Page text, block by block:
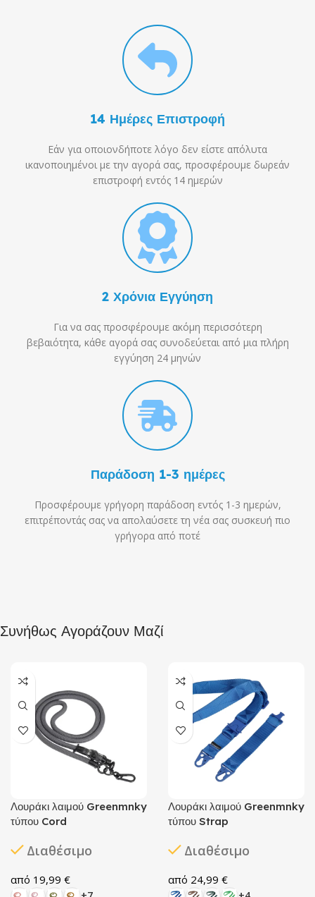
14 Ημέρες Επιστροφή
Εάν για οποιονδήποτε λόγο δεν είστε απόλυτα
ικανοποιημένοι με την αγορά σας, προσφέρουμε δωρεάν
επιστροφή εντός 14 ημερών
2 Χρόνια Εγγύηση
Για να σας προσφέρουμε ακόμη περισσότερη
βεβαιότητα, κάθε αγορά σας συνοδεύεται από μια πλήρη
εγγύηση 24 μηνών
Παράδοση 1-3 ημέρες
Προσφέρουμε γρήγορη παράδοση εντός 1-3 ημερών,
επιτρέποντάς σας να απολαύσετε τη νέα σας συσκευή πιο
γρήγορα από ποτέ
Συνήθως Αγοράζουν Μαζί
Λουράκι λαιμού Greenmnky
τύπου Cord
Διαθέσιμο
19,99 €
Λουράκι λαιμού Greenmnky
τύπου Strap
Διαθέσιμο
24,99 €